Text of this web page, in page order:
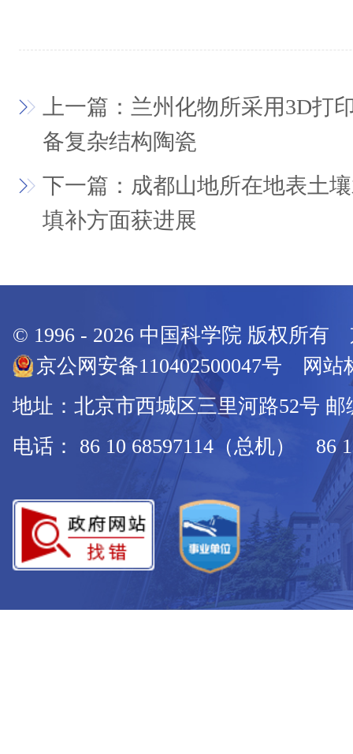
上一篇：兰州化物所采用3D打
备复杂结构陶瓷
下一篇：成都山地所在地表土
填补方面获进展
© 1996 - 2026 中国科学院 版权所有
京公网安备110402500047号 网站
地址：北京市西城区三里河路52号 邮
电话： 86 10 68597114（总机） 86